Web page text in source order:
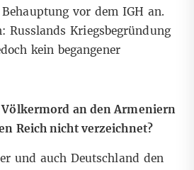
vor dem IGH an.
Russlands Kriegsbegründung
kein begangener
an den Armeniern
Reich nicht verzeichnet?
und auch Deutschland den